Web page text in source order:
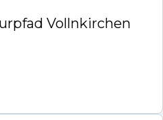
Vollnkirchen